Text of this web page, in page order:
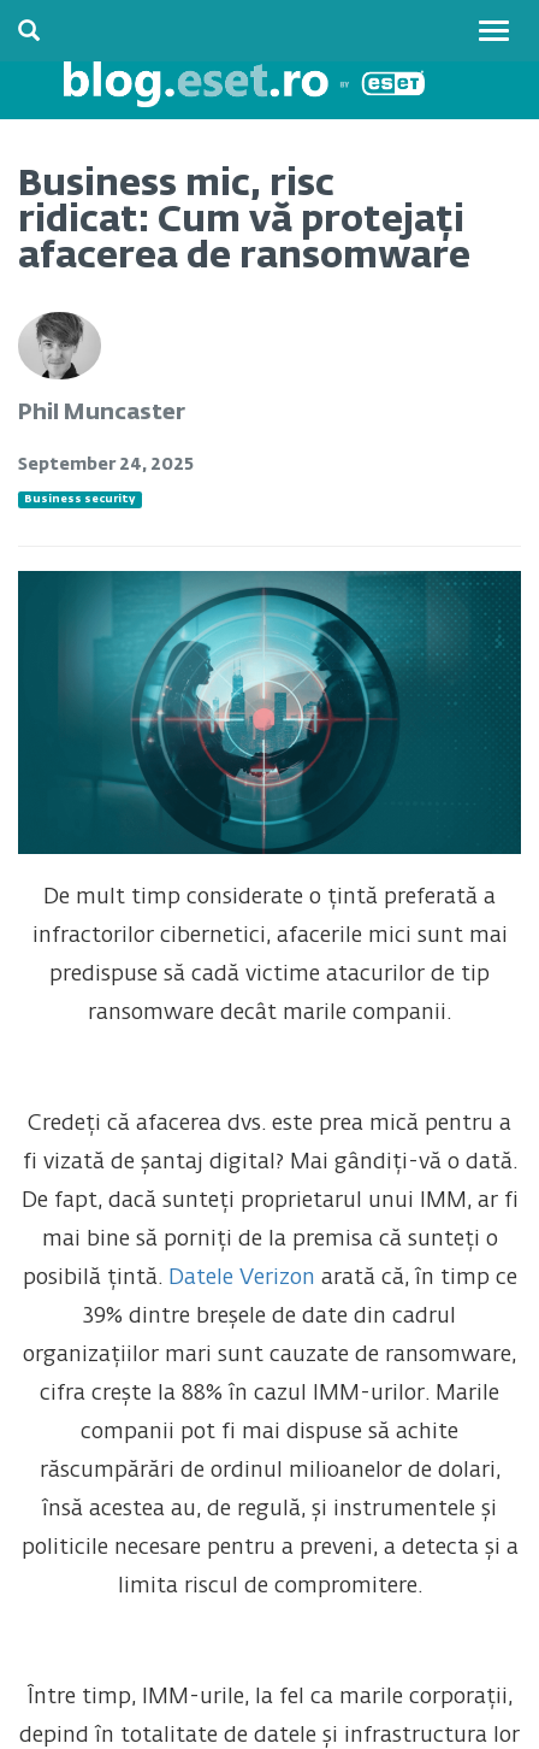
Business mic, risc
ridicat: Cum vă protejați
afacerea de ransomware
Phil Muncaster
September 24, 2025
Business security
De mult timp considerate o țintă preferată a
infractorilor cibernetici, afacerile mici sunt mai
predispuse să cadă victime atacurilor de tip
ransomware decât marile companii.
Credeți că afacerea dvs. este prea mică pentru a
fi vizată de șantaj digital? Mai gândiți-vă o dată.
De fapt, dacă sunteți proprietarul unui IMM, ar fi
mai bine să porniți de la premisa că sunteți o
posibilă țintă. Datele Verizon arată că, în timp ce
39% dintre breșele de date din cadrul
organizațiilor mari sunt cauzate de ransomware,
cifra crește la 88% în cazul IMM-urilor. Marile
companii pot fi mai dispuse să achite
răscumpărări de ordinul milioanelor de dolari,
însă acestea au, de regulă, și instrumentele și
politicile necesare pentru a preveni, a detecta și a
limita riscul de compromitere.
Între timp, IMM-urile, la fel ca marile corporații,
depind în totalitate de datele și infrastructura lor